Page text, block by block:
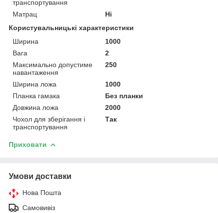
транспортування
Матрац
Ні
Користувальницькі характеристики
Ширина
1000
Вага
2
Максимально допустиме
навантаження
250
Ширина ложа
1000
Планка гамака
Без планки
Довжина ложа
2000
Чохол для зберігання і
транспортування
Так
Приховати
Умови доставки
Нова Пошта
Самовивіз